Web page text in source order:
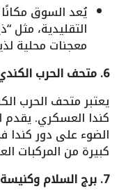
يُعد السوق مكانًا
معجنات محلية
6. متحف الحرب الكندي (Canadian War Museum)
يعتبر متحف الحرب
كندا العسكري.
الضوء على دور كندا
كبيرة من المركبات
7. برج السلام وكنيسة نوتردام